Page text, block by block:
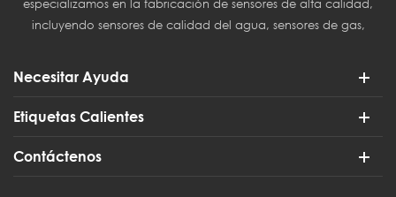
especializamos en la fabricación de sensores de alta calidad,
incluyendo sensores de calidad del agua, sensores de gas,
Necesitar Ayuda
Etiquetas Calientes
Contáctenos